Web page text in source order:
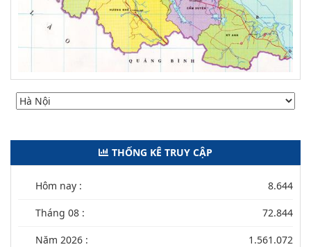
THỐNG KÊ TRUY CẬP
Hôm nay : 8.644
Tháng 08 : 72.844
Năm 2026 : 1.561.072